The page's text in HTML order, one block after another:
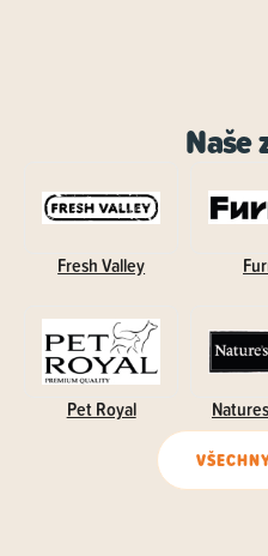
Naše
Fresh Valley
Pet Royal